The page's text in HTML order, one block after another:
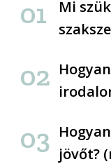
Mi
jövőt?